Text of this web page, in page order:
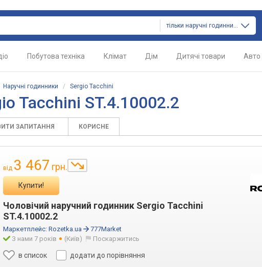
тільки наручні годинники
Побутова техніка Клімат Дім Дитячі товари Авто
Наручні годинники / Sergio Tacchini
Tacchini ST.4.10002.2
ЗАПИТАННЯ КОРИСНЕ
від 3 467 грн.
Купити!
Чоловічий наручний годинник Sergio Tacchini
ST.4.10002.2
Маркетплейс: Rozetka.ua
777Market
З нами 7 років
(Київ) Поскаржитись
в список додати до порівняння